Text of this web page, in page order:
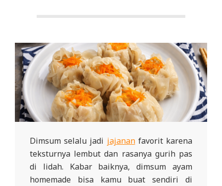
Dimsum selalu jadi jajananfavorit karena
teksturnya lembut dan rasanya gurih pas
di lidah. Kabar baiknya, dimsum ayam
homemade bisa kamu buat sendiri di